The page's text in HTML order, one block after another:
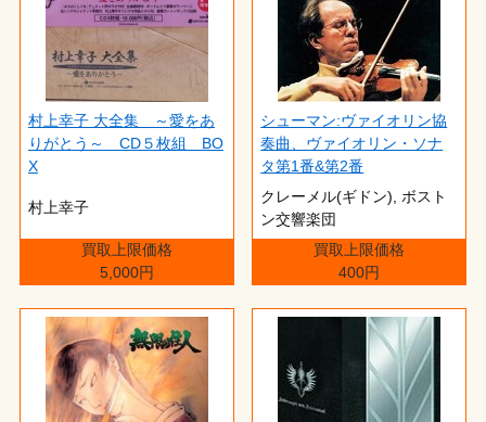
村上幸子 大全集 ～愛をあ
りがとう～ CD５枚組 BO
X
村上幸子
買取上限価格
5,000円
シューマン:ヴァイオリン協
奏曲、ヴァイオリン・ソナ
タ第1番&第2番
クレーメル(ギドン), ボスト
ン交響楽団
買取上限価格
400円